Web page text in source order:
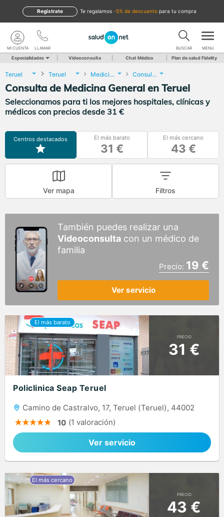
te regalamos -5% de descuento para tu compra
Regístrate
LLAMAR
MI CUENTA BUSCAR MENU
Especialidades Videoconsulta Chat Médico Plan de salud Fidelity
Teruel Teruel Medicina General Consulta de Medicina General
Consulta de Medicina General en Teruel
Seleccionamos para ti los mejores hospitales, clínicas y
médicos con precios desde 31 €
Centros destacados El más barato
31 €
El más cercano
43 €
Ver mapa Filtros
También puedes realizar una
Videoconsulta con un médico de
familia
Precio: 19 €
Ver servicio
PRECIO
31 €
Policlinica Seap Teruel
Camino de Castralvo, 17, Teruel (Teruel), 44002
10 (1 valoración)
Ver servicio
PRECIO
43 €